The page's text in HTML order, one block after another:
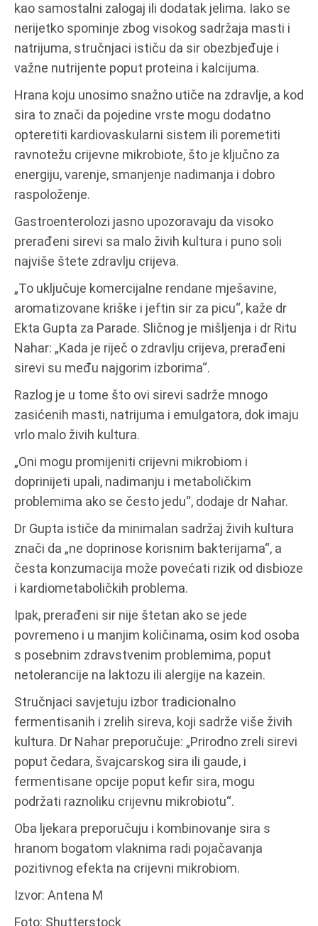
kao samostalni zalogaj ili dodatak jelima. Iako se
nerijetko spominje zbog visokog sadržaja masti i
natrijuma, stručnjaci ističu da sir obezbjeđuje i
važne nutrijente poput proteina i kalcijuma.
Hrana koju unosimo snažno utiče na zdravlje, a kod
sira to znači da pojedine vrste mogu dodatno
opteretiti kardiovaskularni sistem ili poremetiti
ravnotežu crijevne mikrobiote, što je ključno za
energiju, varenje, smanjenje nadimanja i dobro
raspoloženje.
Gastroenterolozi jasno upozoravaju da visoko
prerađeni sirevi sa malo živih kultura i puno soli
najviše štete zdravlju crijeva.
„To uključuje komercijalne rendane mješavine,
aromatizovane kriške i jeftin sir za picu“, kaže dr
Ekta Gupta za Parade. Sličnog je mišljenja i dr Ritu
Nahar: „Kada je riječ o zdravlju crijeva, prerađeni
sirevi su među najgorim izborima“.
Razlog je u tome što ovi sirevi sadrže mnogo
zasićenih masti, natrijuma i emulgatora, dok imaju
vrlo malo živih kultura.
„Oni mogu promijeniti crijevni mikrobiom i
doprinijeti upali, nadimanju i metaboličkim
problemima ako se često jedu“, dodaje dr Nahar.
Dr Gupta ističe da minimalan sadržaj živih kultura
znači da „ne doprinose korisnim bakterijama“, a
česta konzumacija može povećati rizik od disbioze
i kardiometaboličkih problema.
Ipak, prerađeni sir nije štetan ako se jede
povremeno i u manjim količinama, osim kod osoba
s posebnim zdravstvenim problemima, poput
netolerancije na laktozu ili alergije na kazein.
Stručnjaci savjetuju izbor tradicionalno
fermentisanih i zrelih sireva, koji sadrže više živih
kultura. Dr Nahar preporučuje: „Prirodno zreli sirevi
poput čedara, švajcarskog sira ili gaude, i
fermentisane opcije poput kefir sira, mogu
podržati raznoliku crijevnu mikrobiotu“.
Oba ljekara preporučuju i kombinovanje sira s
hranom bogatom vlaknima radi pojačavanja
pozitivnog efekta na crijevni mikrobiom.
Izvor: Antena M
Foto: Shutterstock